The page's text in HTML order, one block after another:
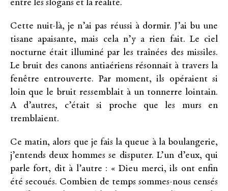
entre les slogans et la réalité.
Cette nuit-là, je n’ai pas réussi à dormir. J’ai bu une
tisane apaisante, mais cela n’y a rien fait. Le ciel
nocturne était illuminé par les traînées des missiles.
Le bruit des canons antiaériens résonnait à travers la
fenêtre entrouverte. Par moment, ils opéraient si
loin que le bruit ressemblait à un tonnerre lointain.
A d’autres, c’était si proche que les murs en
tremblaient.
Ce matin, alors que je fais la queue à la boulangerie,
j’entends deux hommes se disputer. L’un d’eux, qui
parle fort, dit à l’autre : « Dieu merci, ils ont enfin
été secoués. Combien de temps sommes-nous censés